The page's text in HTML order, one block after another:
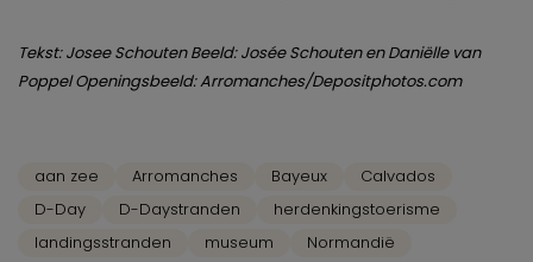
Tekst: Josee Schouten Beeld: Josée Schouten en Daniëlle van
Poppel Openingsbeeld: Arromanches/Depositphotos.com
aan zee Arromanches Bayeux
Calvados
D-Day
D-Daystranden
herdenkingstoerisme
landingsstranden
museum
Normandië